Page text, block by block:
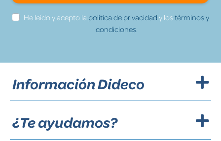
He leído y acepto la política de privacidad y lostérminos y
condiciones.
Información Dideco
¿Te ayudamos?